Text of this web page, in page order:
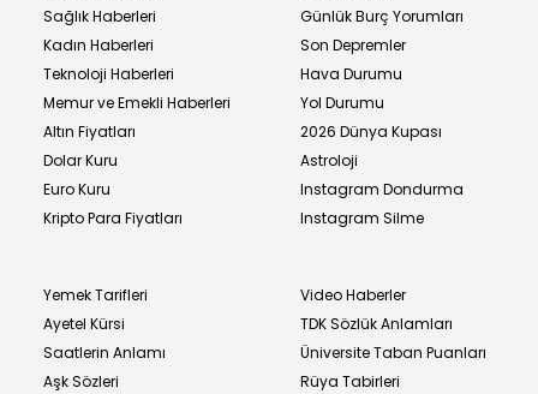
Sağlık Haberleri
Kadın Haberleri
Teknoloji Haberleri
Memur ve Emekli Haberleri
Altın Fiyatları
Dolar Kuru
Euro Kuru
Kripto Para Fiyatları
Günlük Burç Yorumları
Son Depremler
Hava Durumu
Yol Durumu
2026 Dünya Kupası
Astroloji
Instagram Dondurma
Instagram Silme
Yemek Tarifleri
Ayetel Kürsi
Saatlerin Anlamı
Aşk Sözleri
Video Haberler
TDK Sözlük Anlamları
Üniversite Taban Puanları
Rüya Tabirleri